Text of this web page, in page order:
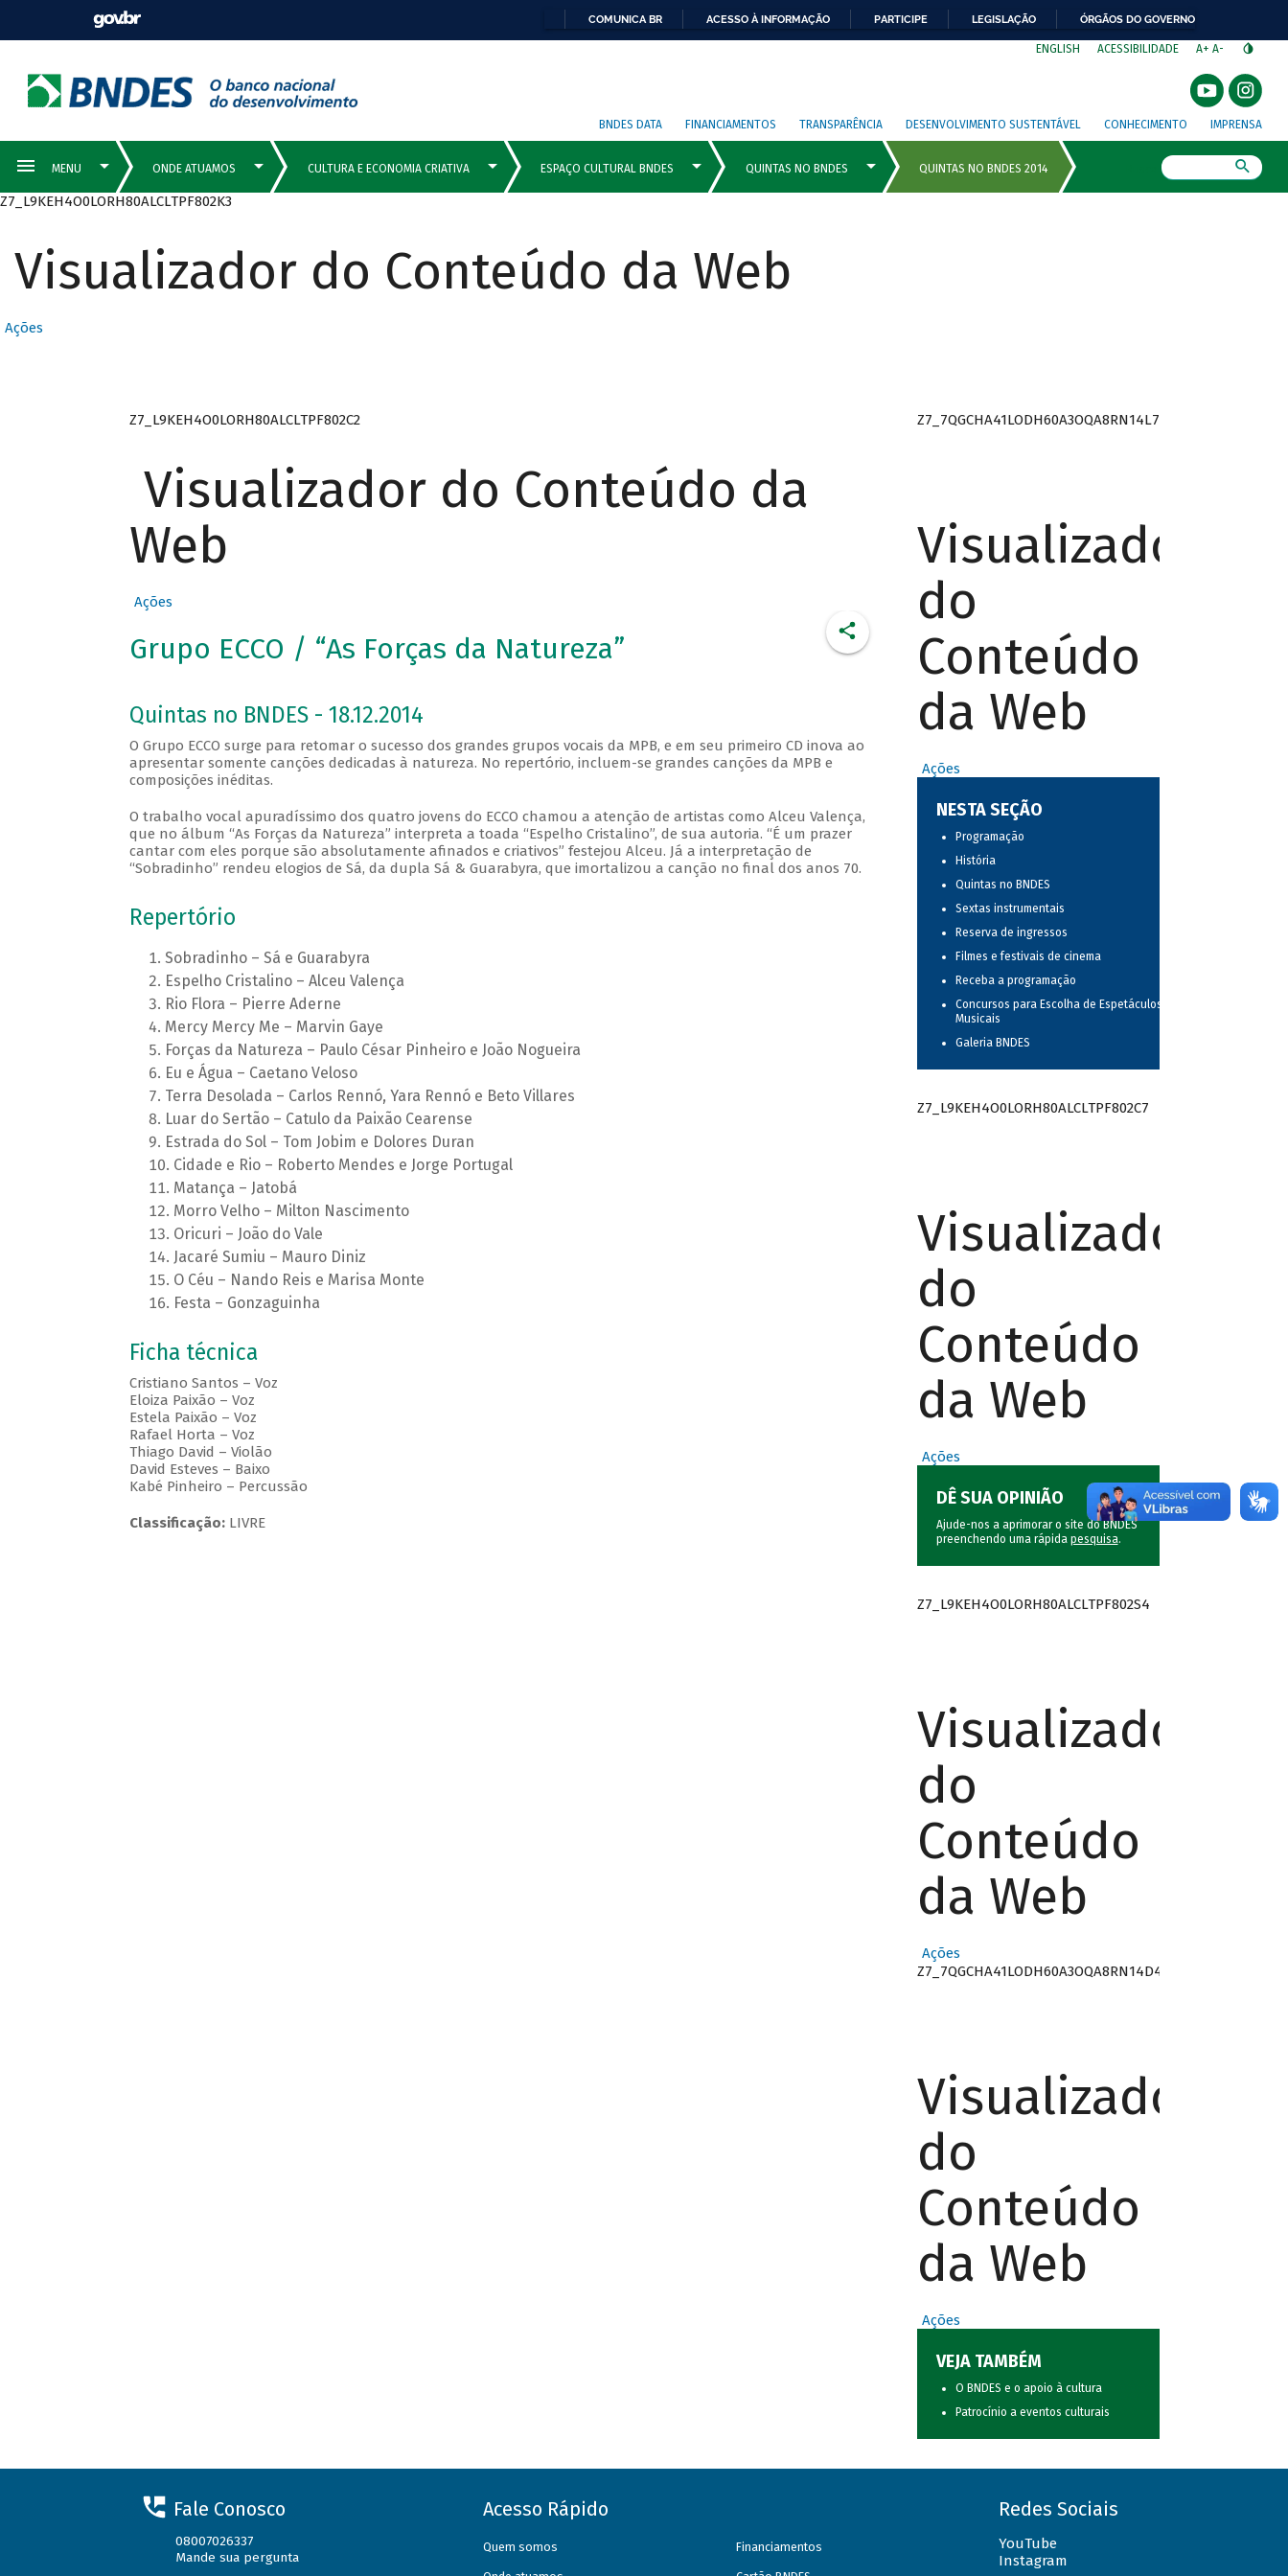
COMUNICA BR ACESSO À INFORMAÇÃO PARTICIPE LEGISLAÇÃO ÓRGÃOS DO GOVERNO
ENGLISH ACESSIBILIDADE A+ A-
BNDES DATA FINANCIAMENTOS TRANSPARÊNCIA DESENVOLVIMENTO SUSTENTÁVEL CONHECIMENTO IMPRENSA
Z7_L9KEH4O0LORH80ALCLTPF802K3
Visualizador do Conteúdo da Web
Ações
Z7_L9KEH4O0LORH80ALCLTPF802C2
Visualizador do Conteúdo da
Web
Ações
Grupo ECCO / “As Forças da Natureza”
Quintas no BNDES - 18.12.2014
O Grupo ECCO surge para retomar o sucesso dos grandes grupos vocais da MPB, e em seu primeiro CD inova ao
apresentar somente canções dedicadas à natureza. No repertório, incluem-se grandes canções da MPB e
composições inéditas.
O trabalho vocal apuradíssimo dos quatro jovens do ECCO chamou a atenção de artistas como Alceu Valença,
que no álbum “As Forças da Natureza” interpreta a toada “Espelho Cristalino”, de sua autoria. “É um prazer
cantar com eles porque são absolutamente afinados e criativos” festejou Alceu. Já a interpretação de
“Sobradinho” rendeu elogios de Sá, da dupla Sá & Guarabyra, que imortalizou a canção no final dos anos 70.
Repertório
Sobradinho – Sá e Guarabyra
Espelho Cristalino – Alceu Valença
Rio Flora – Pierre Aderne
Mercy Mercy Me – Marvin Gaye
Forças da Natureza – Paulo César Pinheiro e João Nogueira
Eu e Água – Caetano Veloso
Terra Desolada – Carlos Rennó, Yara Rennó e Beto Villares
Luar do Sertão – Catulo da Paixão Cearense
Estrada do Sol – Tom Jobim e Dolores Duran
Cidade e Rio – Roberto Mendes e Jorge Portugal
Matança – Jatobá
Morro Velho – Milton Nascimento
Oricuri – João do Vale
Jacaré Sumiu – Mauro Diniz
O Céu – Nando Reis e Marisa Monte
Festa – Gonzaguinha
Ficha técnica
Cristiano Santos – Voz
Eloiza Paixão – Voz
Estela Paixão – Voz
Rafael Horta – Voz
Thiago David – Violão
David Esteves – Baixo
Kabé Pinheiro – Percussão
Classificação:LIVRE
Z7_7QGCHA41LODH60A3OQA8RN14L7
Visualizador
do
Conteúdo
da Web
Ações
NESTA SEÇÃO
Programação
História
Quintas no BNDES
Sextas instrumentais
Reserva de ingressos
Filmes e festivais de cinema
Receba a programação
Concursos para Escolha de Espetáculos
Musicais
Galeria BNDES
Z7_L9KEH4O0LORH80ALCLTPF802C7
Visualizador
do
Conteúdo
da Web
Ações
DÊ SUA OPINIÃO
Ajude-nos a aprimorar o site do BNDES
preenchendo uma rápida pesquisa.
Z7_L9KEH4O0LORH80ALCLTPF802S4
Visualizador
do
Conteúdo
da Web
Ações
Z7_7QGCHA41LODH60A3OQA8RN14D4
Visualizador
do
Conteúdo
da Web
Ações
VEJA TAMBÉM
O BNDES e o apoio à cultura
Patrocínio a eventos culturais
Fale Conosco
08007026337
Mande sua pergunta
Acesso Rápido
Quem somos Financiamentos
Redes Sociais
YouTube
Instagram